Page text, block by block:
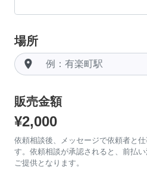
場所
room
販売金額
¥2,000
依頼相談後、メッセージで依頼者と
す。依頼相談が承認されると、前払
ご提供となります。